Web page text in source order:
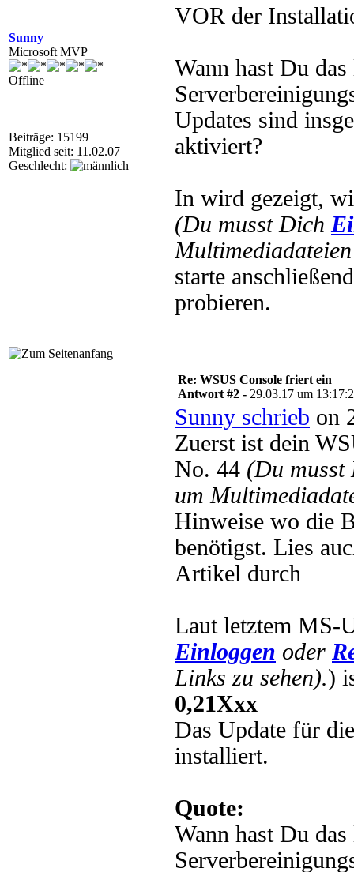
Sunny
Microsoft MVP
Offline
Beiträge: 15199
Mitglied seit: 11.02.07
Geschlecht:
VOR der
Wann hast Du
Updates sind
aktiviert?
In wird gezeigt,
(Du musst Dich
starte
probieren.
Re: WSUS Console friert ein
Antwort #2 - 29.03.17 um
Sunny schrieb on
Zuerst ist dein
No. 44 (Du
um
Hinweise wo die
benötigst. Lies
Artikel durch
Laut letztem MS-
Einloggen oder
Links zu sehen).)
0,21Xxx
Das Update für
installiert.
Quote:
Wann hast Du